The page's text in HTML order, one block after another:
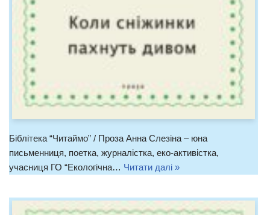
Біблітека “Читаймо” / Проза Анна Слезіна – юна
письменниця, поетка, журналістка, еко-активістка,
учасниця ГО “Екологічна… Читати далі »